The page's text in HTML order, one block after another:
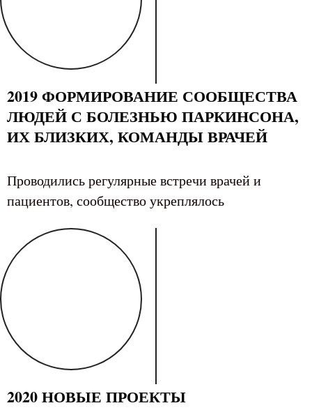
2019 ФОРМИРОВАНИЕ СООБЩЕСТВА
ЛЮДЕЙ С БОЛЕЗНЬЮ ПАРКИНСОНА,
ИХ БЛИЗКИХ, КОМАНДЫ ВРАЧЕЙ
Проводились регулярные встречи врачей и
пациентов, сообщество укреплялось
2020 НОВЫЕ ПРОЕКТЫ